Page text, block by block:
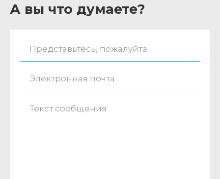
А вы что думаете?